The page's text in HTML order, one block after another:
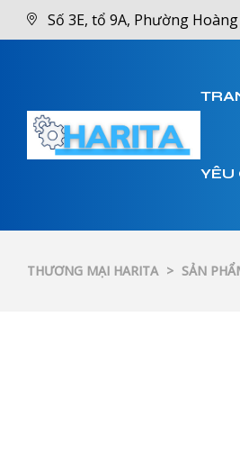
Số 3E, tổ 9A, Phường
YÊU
THƯƠNG MẠI HARITA > SẢN